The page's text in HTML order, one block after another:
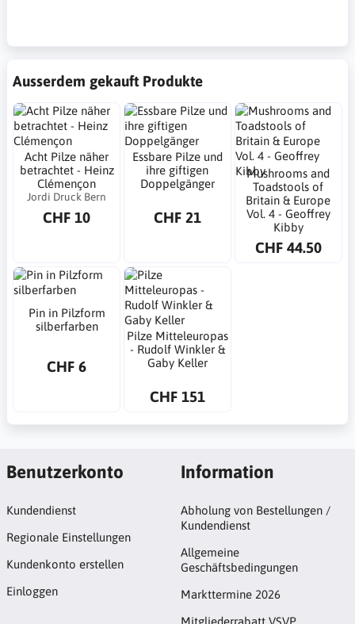
Ausserdem gekauft Produkte
Acht Pilze näher
betrachtet - Heinz
Clémençon
Jordi Druck Bern
CHF 10
Essbare Pilze und
ihre giftigen
Doppelgänger
CHF 21
Mushrooms and
Toadstools of
Britain & Europe
Vol. 4 - Geoffrey
Kibby
CHF 44.50
Pin in Pilzform
silberfarben
CHF 6
Pilze Mitteleuropas
- Rudolf Winkler &
Gaby Keller
CHF 151
Benutzerkonto
Kundendienst
Regionale Einstellungen
Kundenkonto erstellen
Einloggen
Information
Abholung von Bestellungen /
Kundendienst
Allgemeine
Geschäftsbedingungen
Markttermine 2026